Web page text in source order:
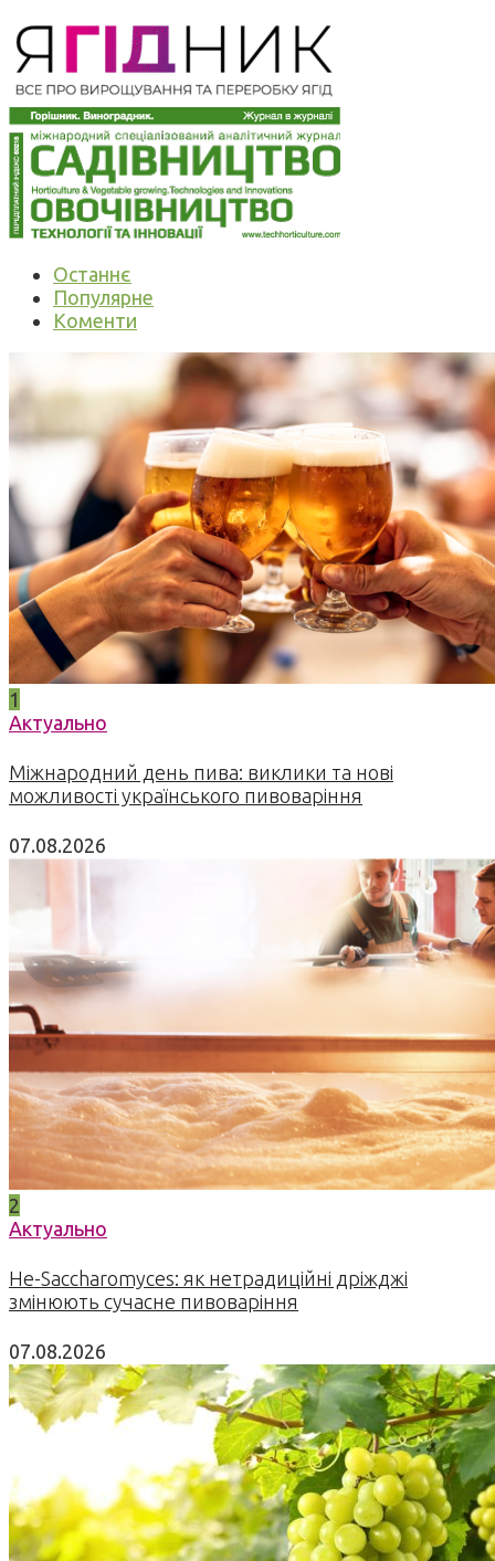
Останнє
Популярне
Коменти
1
Актуально
Міжнародний день пива: виклики та нові
можливості українського пивоваріння
07.08.2026
2
Актуально
Не-Saccharomyces: як нетрадиційні дріжджі
змінюють сучасне пивоваріння
07.08.2026